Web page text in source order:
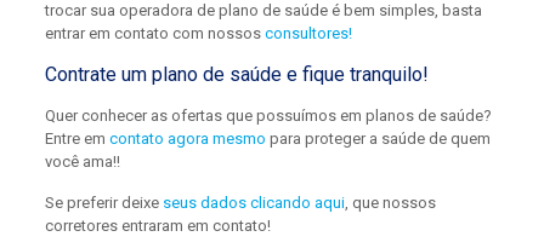
trocar sua operadora de plano de saúde é bem simples, basta
entrar em contato com nossos consultores!
Contrate um plano de saúde e fique tranquilo!
Quer conhecer as ofertas que possuímos em planos de saúde?
Entre em contato agora mesmo para proteger a saúde de quem
você ama!!
Se preferir deixe seus dados clicando aqui, que nossos
corretores entraram em contato!